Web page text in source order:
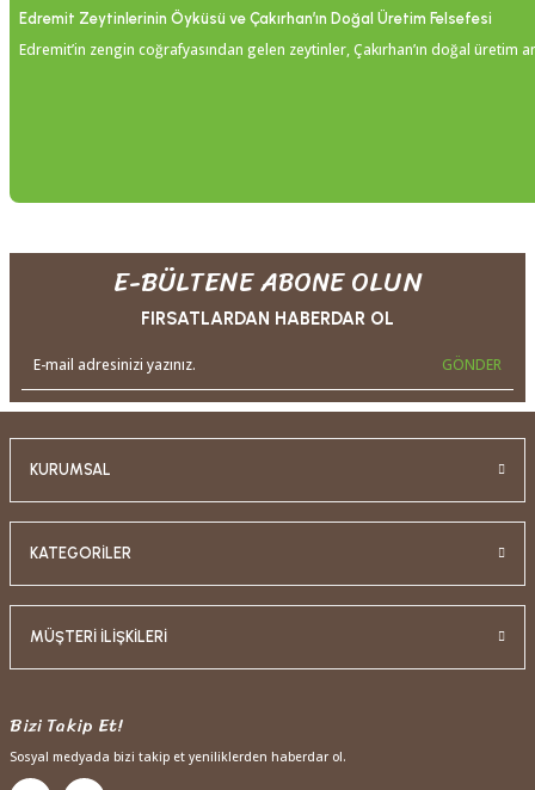
Edremit Zeytinlerinin Öyküsü ve Çakırhan’ın Doğal Üretim Felsefesi
Edremit’in zengin coğrafyasından gelen zeytinler, Çakırhan’ın doğal
E-BÜLTENE ABONE OLUN
FIRSATLARDAN HABERDAR OL
GÖNDER
KURUMSAL
KATEGORİLER
MÜŞTERİ İLİŞKİLERİ
Bizi Takip Et!
Sosyal medyada bizi takip et yeniliklerden haberdar ol.